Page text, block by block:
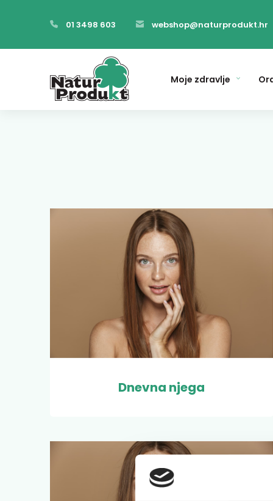
01 3498 603 webshop@naturprodukt.hr
Moje zdravlje
Dnevna njega